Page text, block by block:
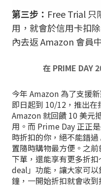
第三步： Free Trial 只
用，就會於信用卡扣
內去返 Amazon 會員
在 PRIME DAY
今年 Amazon 為了支援
即日起到 10/12，推出在
Amazon 就回饋 10 美元
用。而 Prime Day 正正
時折扣的你，絕不能錯
置隨時購物最方便。之
下單，還能享有更多折
deal」功能，讓大家可
鐘，一開始折扣就會收到